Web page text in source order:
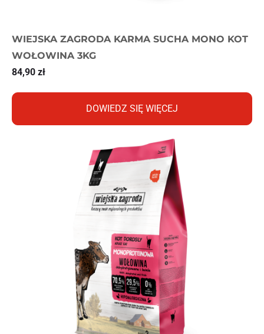
WIEJSKA ZAGRODA KARMA SUCHA MONO KOT
WOŁOWINA 3KG
84,90 zł
DOWIEDZ SIĘ WIĘCEJ